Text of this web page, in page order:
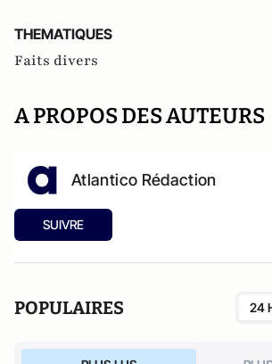
THEMATIQUES
Faits divers
A PROPOS DES AUTEURS
Atlantico Rédaction
SUIVRE
POPULAIRES 24